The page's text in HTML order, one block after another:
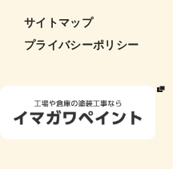
サイトマップ
プライバシーポリシー